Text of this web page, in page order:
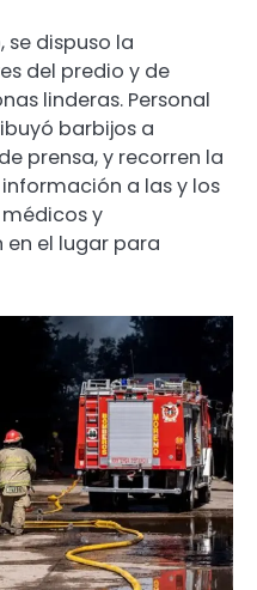
dispuso la
del predio y de
linderas. Personal
barbijos a
prensa, y recorren la
a las y los
y
el lugar para